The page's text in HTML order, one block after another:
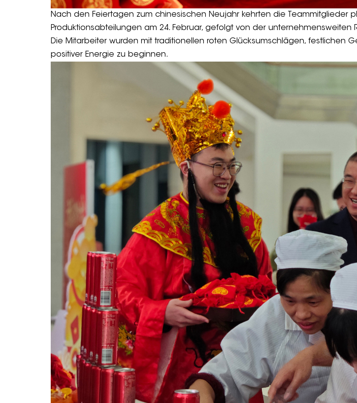
Nach den Feiertagen zum chinesischen Neujahr kehrten die
Produktionsabteilungen am 24. Februar, gefolgt von der unternehmensweiten
Die Mitarbeiter wurden mit traditionellen roten Glücksumschlägen, festlichen
positiver Energie zu beginnen.